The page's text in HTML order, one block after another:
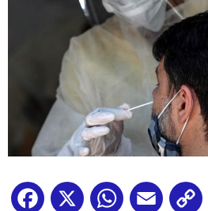
Facebook
X WhatsApp
Email